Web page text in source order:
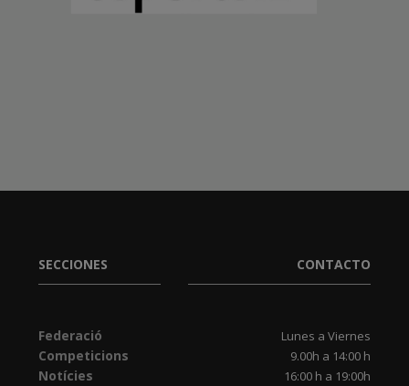
SECCIONES
Federació
Competicions
Notícies
CONTACTO
Lunes a Viernes
9.00h a 14:00 h
16:00 h a 19:00h